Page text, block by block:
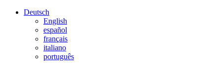
Deutsch
English
español
français
italiano
português